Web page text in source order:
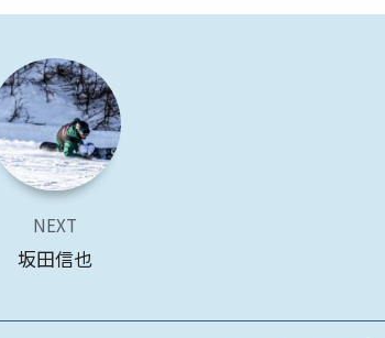
NEXT
坂田信也